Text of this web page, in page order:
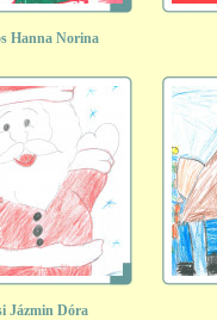
Hanna Norina
Jázmin Dóra